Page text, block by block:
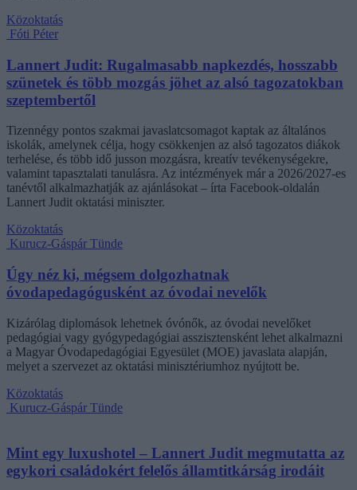
Közoktatás
Fóti Péter
Lannert Judit: Rugalmasabb napkezdés, hosszabb
szünetek és több mozgás jöhet az alsó tagozatokban
szeptembertől
Tizennégy pontos szakmai javaslatcsomagot kaptak az általános
iskolák, amelynek célja, hogy csökkenjen az alsó tagozatos diákok
terhelése, és több idő jusson mozgásra, kreatív tevékenységekre,
valamint tapasztalati tanulásra. Az intézmények már a 2026/2027-es
tanévtől alkalmazhatják az ajánlásokat – írta Facebook-oldalán
Lannert Judit oktatási miniszter.
Közoktatás
Kurucz-Gáspár Tünde
Úgy néz ki, mégsem dolgozhatnak
óvodapedagógusként az óvodai nevelők
Kizárólag diplomások lehetnek óvónők, az óvodai nevelőket
pedagógiai vagy gyógypedagógiai asszisztensként lehet alkalmazni
a Magyar Óvodapedagógiai Egyesület (MOE) javaslata alapján,
melyet a szervezet az oktatási minisztériumhoz nyújtott be.
Közoktatás
Kurucz-Gáspár Tünde
Mint egy luxushotel – Lannert Judit megmutatta az
egykori családokért felelős államtitkárság irodáit